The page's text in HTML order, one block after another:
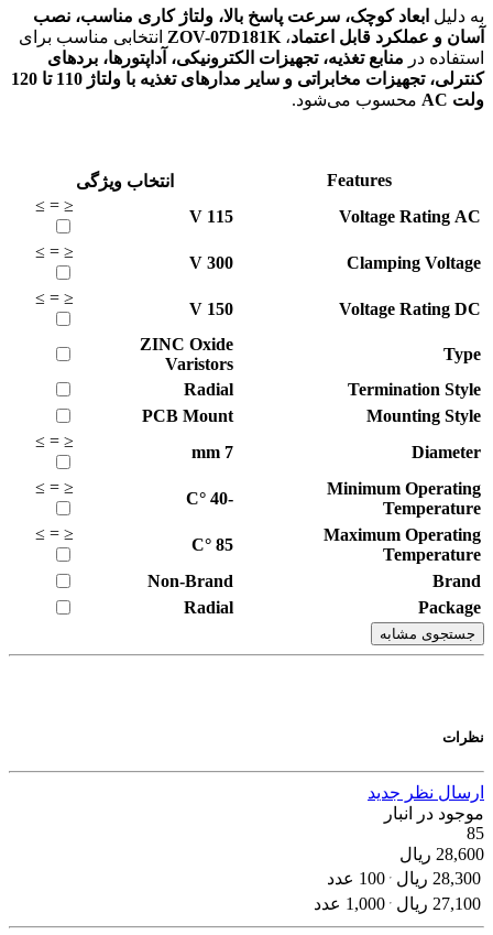
به دلیل ابعاد کوچک، سرعت پاسخ بالا، ولتاژ کاری مناسب، نصب
آسان و عملکرد قابل اعتماد، ZOV-07D181K انتخابی مناسب برای
استفاده در منابع تغذیه، تجهیزات الکترونیکی، آداپتورها، بردهای
کنترلی، تجهیزات مخابراتی و سایر مدارهای تغذیه با ولتاژ 110 تا 120
ولت AC
محسوب می‌شود.
Features
انتخاب ویژگی
Voltage Rating AC
115
V
≤
=
≥
Clamping Voltage
300
V
≤
=
≥
Voltage Rating DC
150
V
≤
=
≥
Type
ZINC Oxide
Varistors
Termination Style
Radial
Mounting Style
PCB Mount
Diameter
7
mm
≤
=
≥
Minimum Operating
Temperature
-40
°C
≤
=
≥
Maximum Operating
Temperature
85
°C
≤
=
≥
Brand
Non-Brand
Package
Radial
جستجوی مشابه
نظرات
ارسال نظر جدید
موجود در انبار
85
28,600 ریال
28,300 ریال
100 عدد
27,100 ریال 1,000 عدد